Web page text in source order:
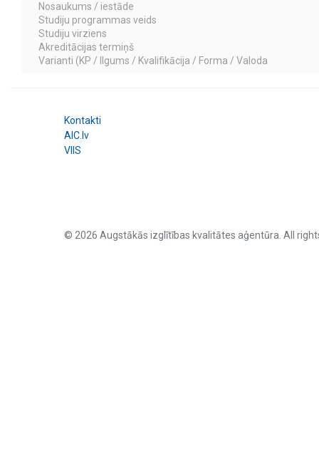
Nosaukums / iestāde
Studiju programmas veids
Studiju virziens
Akreditācijas termiņš
Varianti (KP / Ilgums / Kvalifikācija / Forma / Valoda
Kontakti
AIC.lv
VIIS
© 2026 Augstākās izglītības kvalitātes aģentūra. All